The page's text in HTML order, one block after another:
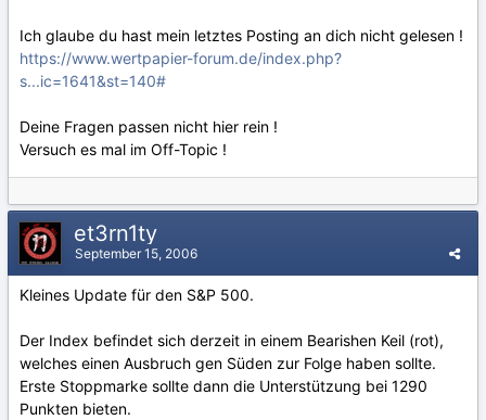
Ich glaube du hast mein letztes Posting an dich nicht gelesen !
https://www.wertpapier-forum.de/index.php?
s...ic=1641&st=140#
Deine Fragen passen nicht hier rein !
Versuch es mal im Off-Topic !
et3rn1ty
September 15, 2006
Kleines Update für den S&P 500.
Der Index befindet sich derzeit in einem Bearishen Keil (rot),
welches einen Ausbruch gen Süden zur Folge haben sollte.
Erste Stoppmarke sollte dann die Unterstützung bei 1290
Punkten bieten.